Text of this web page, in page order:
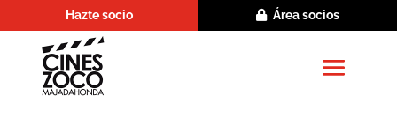
Hazte socio Área socios